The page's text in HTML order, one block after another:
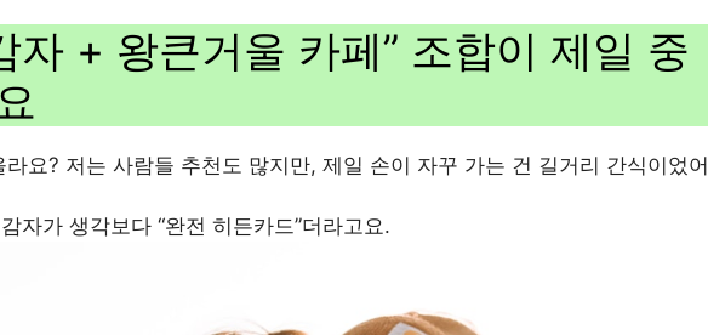
자 + 왕큰거울 카페” 조합이 제일 중
요? 저는 사람들 추천도 많지만, 제일 손이 자꾸 가는 건 길거리 간식이었어
자가 생각보다 “완전 히든카드”더라고요.